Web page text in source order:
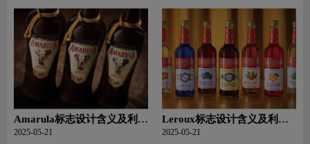
Amarula标志设计含义及利口
酒品牌设计理念
2025-05-21
Leroux标志设计含义及利口
酒品牌设计理念
2025-05-21